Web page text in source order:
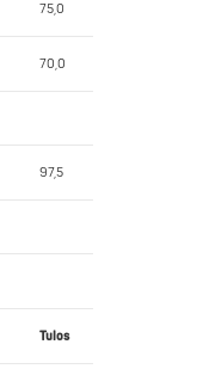
75,0
70,0
97,5
Tulos